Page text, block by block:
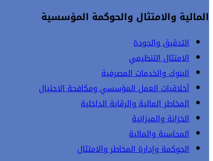
المالية والامتثال والحوكمة المؤسسية
التدقيق والجودة
الامتثال التنظيمي
البنوك والخدمات المصرفية
أخلاقيات العمل المؤسسي ومكافحة الاحتيال
المخاطر المالية والرقابة الداخلية
الخزانة والميزانية
المحاسبة والمالية
الحوكمة وإدارة المخاطر والامتثال